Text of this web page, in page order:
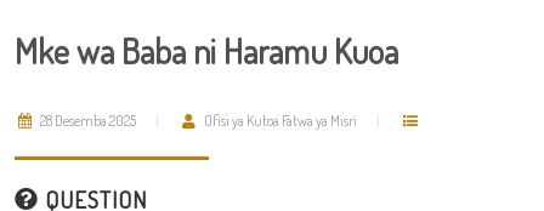
Mke wa Baba ni Haramu Kuoa
28 Desemba 2025 Ofisi ya Kutoa Fatwa ya Misri
QUESTION